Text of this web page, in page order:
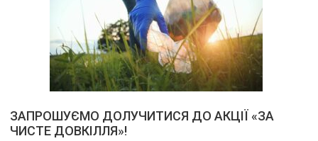
ЗАПРОШУЄМО ДОЛУЧИТИСЯ ДО АКЦІЇ «ЗА
ЧИСТЕ ДОВКІЛЛЯ»!